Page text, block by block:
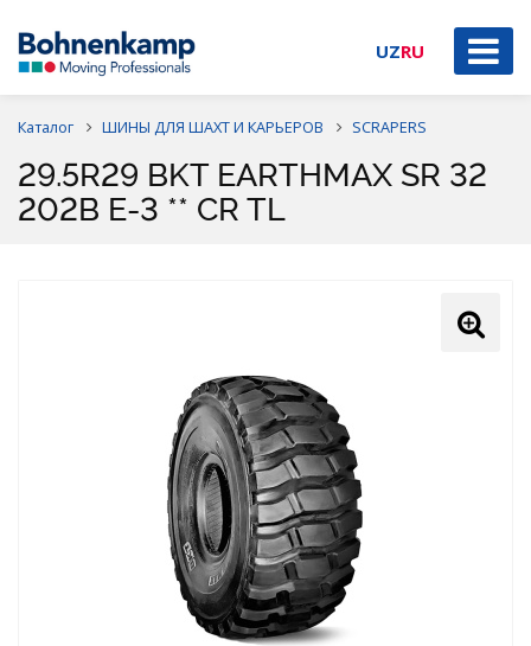
UZRU
Каталог ШИНЫ ДЛЯ ШАХТ И КАРЬЕРОВ SCRAPERS
29.5R29 BKT EARTHMAX SR 32
202B E-3 ** CR TL